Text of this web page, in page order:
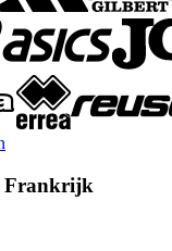
Frankrijk